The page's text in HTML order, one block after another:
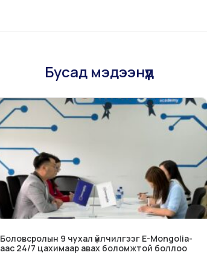
Бусад мэдээнүүд
Боловсролын 9 чухал үйлчилгээг E-Mongolia-
аас 24/7 цахимаар авах боломжтой боллоо